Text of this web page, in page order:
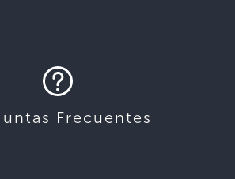
Frecuentes